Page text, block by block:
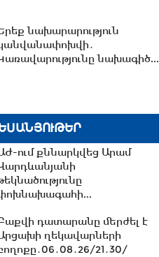
-Կոնգոյում Էբոլայի
հիվանդության նոր դեպքերի
- «Մուլտի գրուպ»
կալանավորվել...
-«Մուլտի գրուպ»
Առուստամյանը...
նախարարություն
նախագիծ...
ում քննարկվեց Արամ
դատարանը մերժել է
ղեկավարների
21․30/